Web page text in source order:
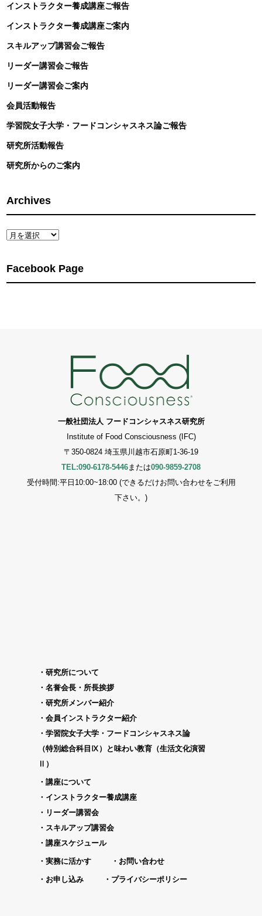
インストラクター養成講座ご報告
インストラクター養成講座ご案内
スキルアップ講習会ご報告
リーダー講習会ご報告
リーダー講習会ご案内
会員活動報告
学習院女子大学・フードコンシャスネス論ご報告
研究所活動報告
研究所からのご案内
Archives
Archives
Facebook Page
一般社団法人 フードコンシャスネス研究所
Institute of Food Consciousness (IFC)
〒350-0824 埼玉県川越市石原町1-36-19
TEL:090-6178-5446 または090-9859-2708
受付時間:平日10:00~18:00 (できるだけお問い合わせをご利用
下さい。)
研究所について
名誉会長・所長挨拶
研究所メンバー紹介
会員インストラクター紹介
学習院女子大学・フードコンシャスネス論
（特別総合科目Ⅸ）と味わい教育（生活文化演習
Ⅱ）
講座について
インストラクター養成講座
リーダー講習会
スキルアップ講習会
講座スケジュール
実務に活かす お問い合わせ
お申し込み プライバシーポリシー